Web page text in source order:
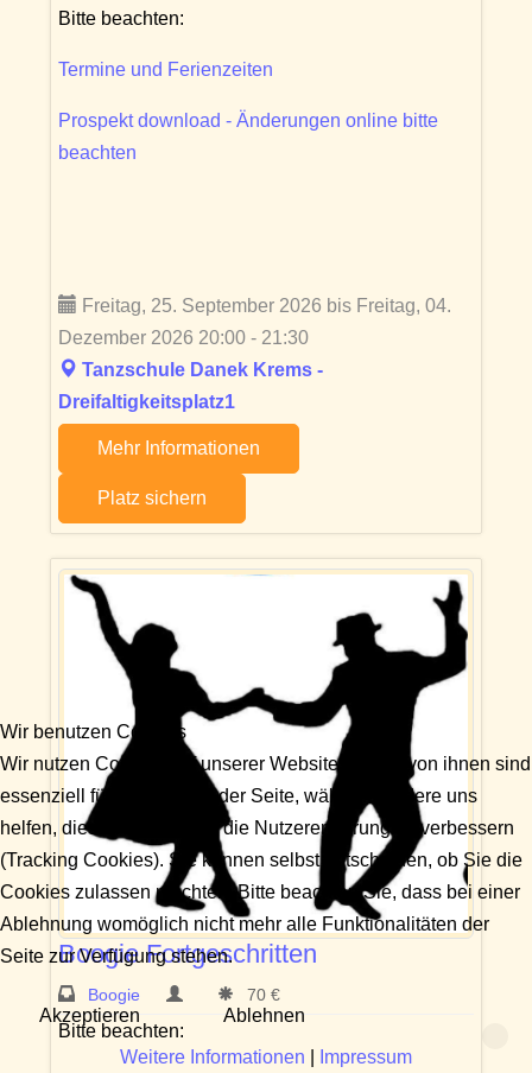
Bitte beachten:
Termine und Ferienzeiten
Prospekt download - Änderungen online bitte
beachten
Freitag, 25. September 2026 bis Freitag, 04.
Dezember 2026 20:00 - 21:30
Tanzschule Danek Krems -
Dreifaltigkeitsplatz1
Mehr Informationen
Platz sichern
Boogie Fortgeschritten
Boogie 70 €
Bitte beachten:
Wir benutzen Cookies
Wir nutzen Cookies auf unserer Website. Einige von ihnen sind
essenziell für den Betrieb der Seite, während andere uns
helfen, diese Website und die Nutzererfahrung zu verbessern
(Tracking Cookies). Sie können selbst entscheiden, ob Sie die
Cookies zulassen möchten. Bitte beachten Sie, dass bei einer
Ablehnung womöglich nicht mehr alle Funktionalitäten der
Seite zur Verfügung stehen.
Akzeptieren Ablehnen
Weitere Informationen Impressum